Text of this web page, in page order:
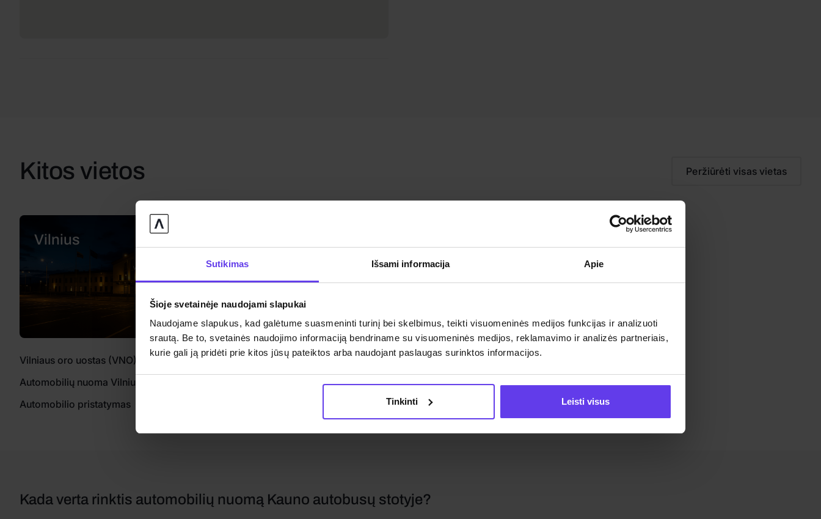
Sutikimas Išsami informacija Apie
Šioje svetainėje naudojami slapukai
Naudojame slapukus, kad galėtume suasmeninti turinį bei skelbimus, teikti visuomeninės medijos funkcijas ir analizuoti
srautą. Be to, svetainės naudojimo informaciją bendriname su visuomeninės medijos, reklamavimo ir analizės partneriais,
kurie gali ją pridėti prie kitos jūsų pateiktos arba naudojant paslaugas surinktos informacijos.
Tinkinti Leisti visus
Kitos vietos Peržiūrėti visas vietas
Vilnius
Vilniaus oro uostas (VNO)
Automobilių nuoma Vilniuje
Automobilio pristatymas
Klaipėdos traukinių stotis Palangos oro uostas (PLQ)
Kada verta rinktis automobilių nuomą Kauno autobusų stotyje?